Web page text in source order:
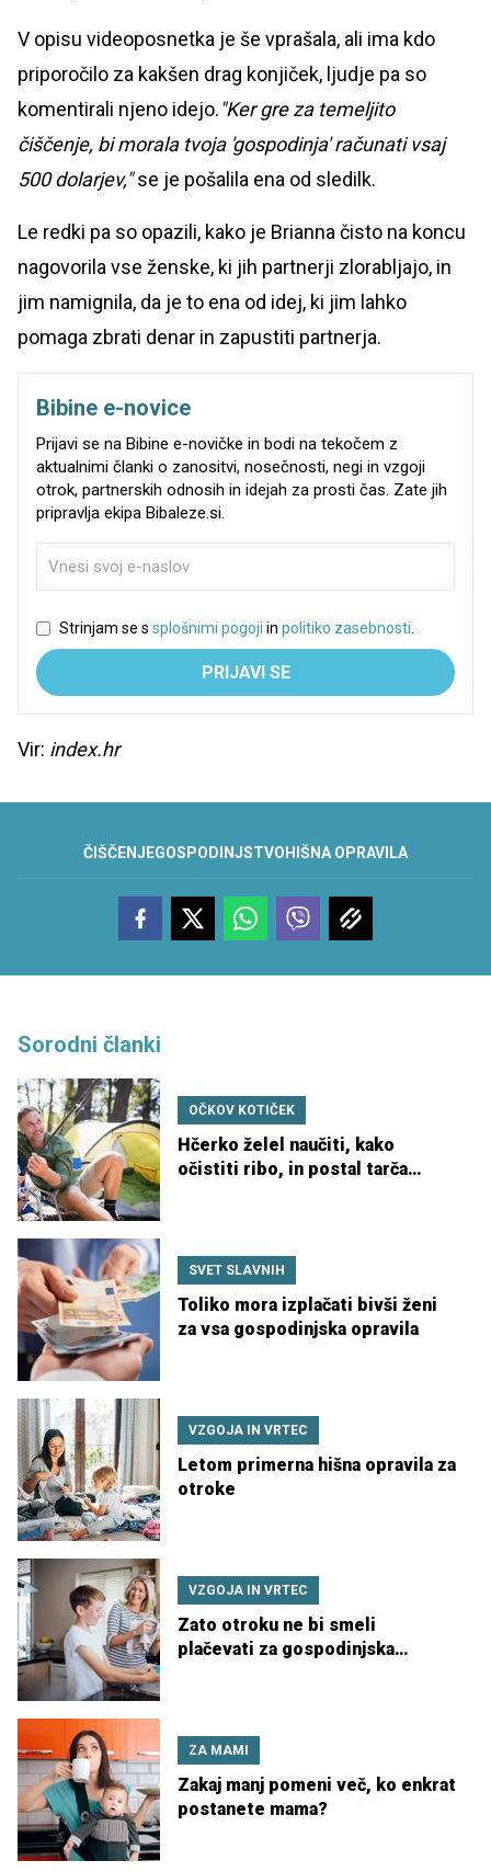
V opisu videoposnetka je še vprašala, ali ima kdo
priporočilo za kakšen drag konjiček, ljudje pa so
komentirali njeno idejo."Ker gre za temeljito
čiščenje, bi morala tvoja 'gospodinja' računati vsaj
500 dolarjev,"se je pošalila ena od sledilk.
Le redki pa so opazili, kako je Brianna čisto na koncu
nagovorila vse ženske, ki jih partnerji zlorabljajo, in
jim namignila, da je to ena od idej, ki jim lahko
pomaga zbrati denar in zapustiti partnerja.
Bibine e-novice
Prijavi se na Bibine e-novičke in bodi na tekočem z
aktualnimi članki o zanositvi, nosečnosti, negi in vzgoji
otrok, partnerskih odnosih in idejah za prosti čas. Zate jih
pripravlja ekipa Bibaleze.si.
Strinjam se s splošnimi pogoji in politiko zasebnosti.
PRIJAVI SE
Vir: index.hr
ČIŠČENJEGOSPODINJSTVO HIŠNA OPRAVILA
Sorodni članki
OČKOV KOTIČEK
Hčerko želel naučiti, kako
očistiti ribo, in postal tarča
SVET SLAVNIH
Toliko mora izplačati bivši ženi
za vsa gospodinjska opravila
VZGOJA IN VRTEC
Letom primerna hišna opravila za
otroke
VZGOJA IN VRTEC
Zato otroku ne bi smeli
plačevati za gospodinjska
ZA MAMI
Zakaj manj pomeni več, ko enkrat
postanete mama?